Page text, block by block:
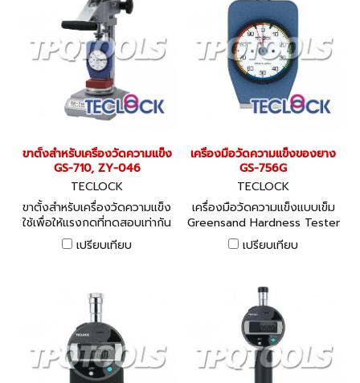
ขาตั้งสำหรับเครื่องวัดความแข็ง
GS-710, ZY-046
TECLOCK
ขาตั้งสำหรับเครื่องวัดความแข็ง
ใช้เพื่อให้แรงกดที่ทดสอบเท่ากัน
ทุกครั้ง Constant Pressure
Load Instrument
เปรียบเทียบ
เครื่องมือวัดความแข็งของยาง
GS-756G
TECLOCK
เครื่องมือวัดความแข็งแบบเข็ม
Greensand Hardness Tester
- Exclusive durometer to
measure surface hardness
เปรียบเทียบ